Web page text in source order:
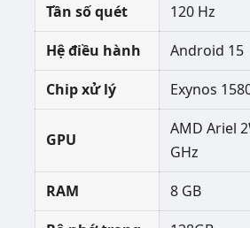
Tần số quét
120 Hz
Hệ điều hành
Android 15
Chip xử lý
Exynos
GPU
AMD Ariel
GHz
RAM
8 GB